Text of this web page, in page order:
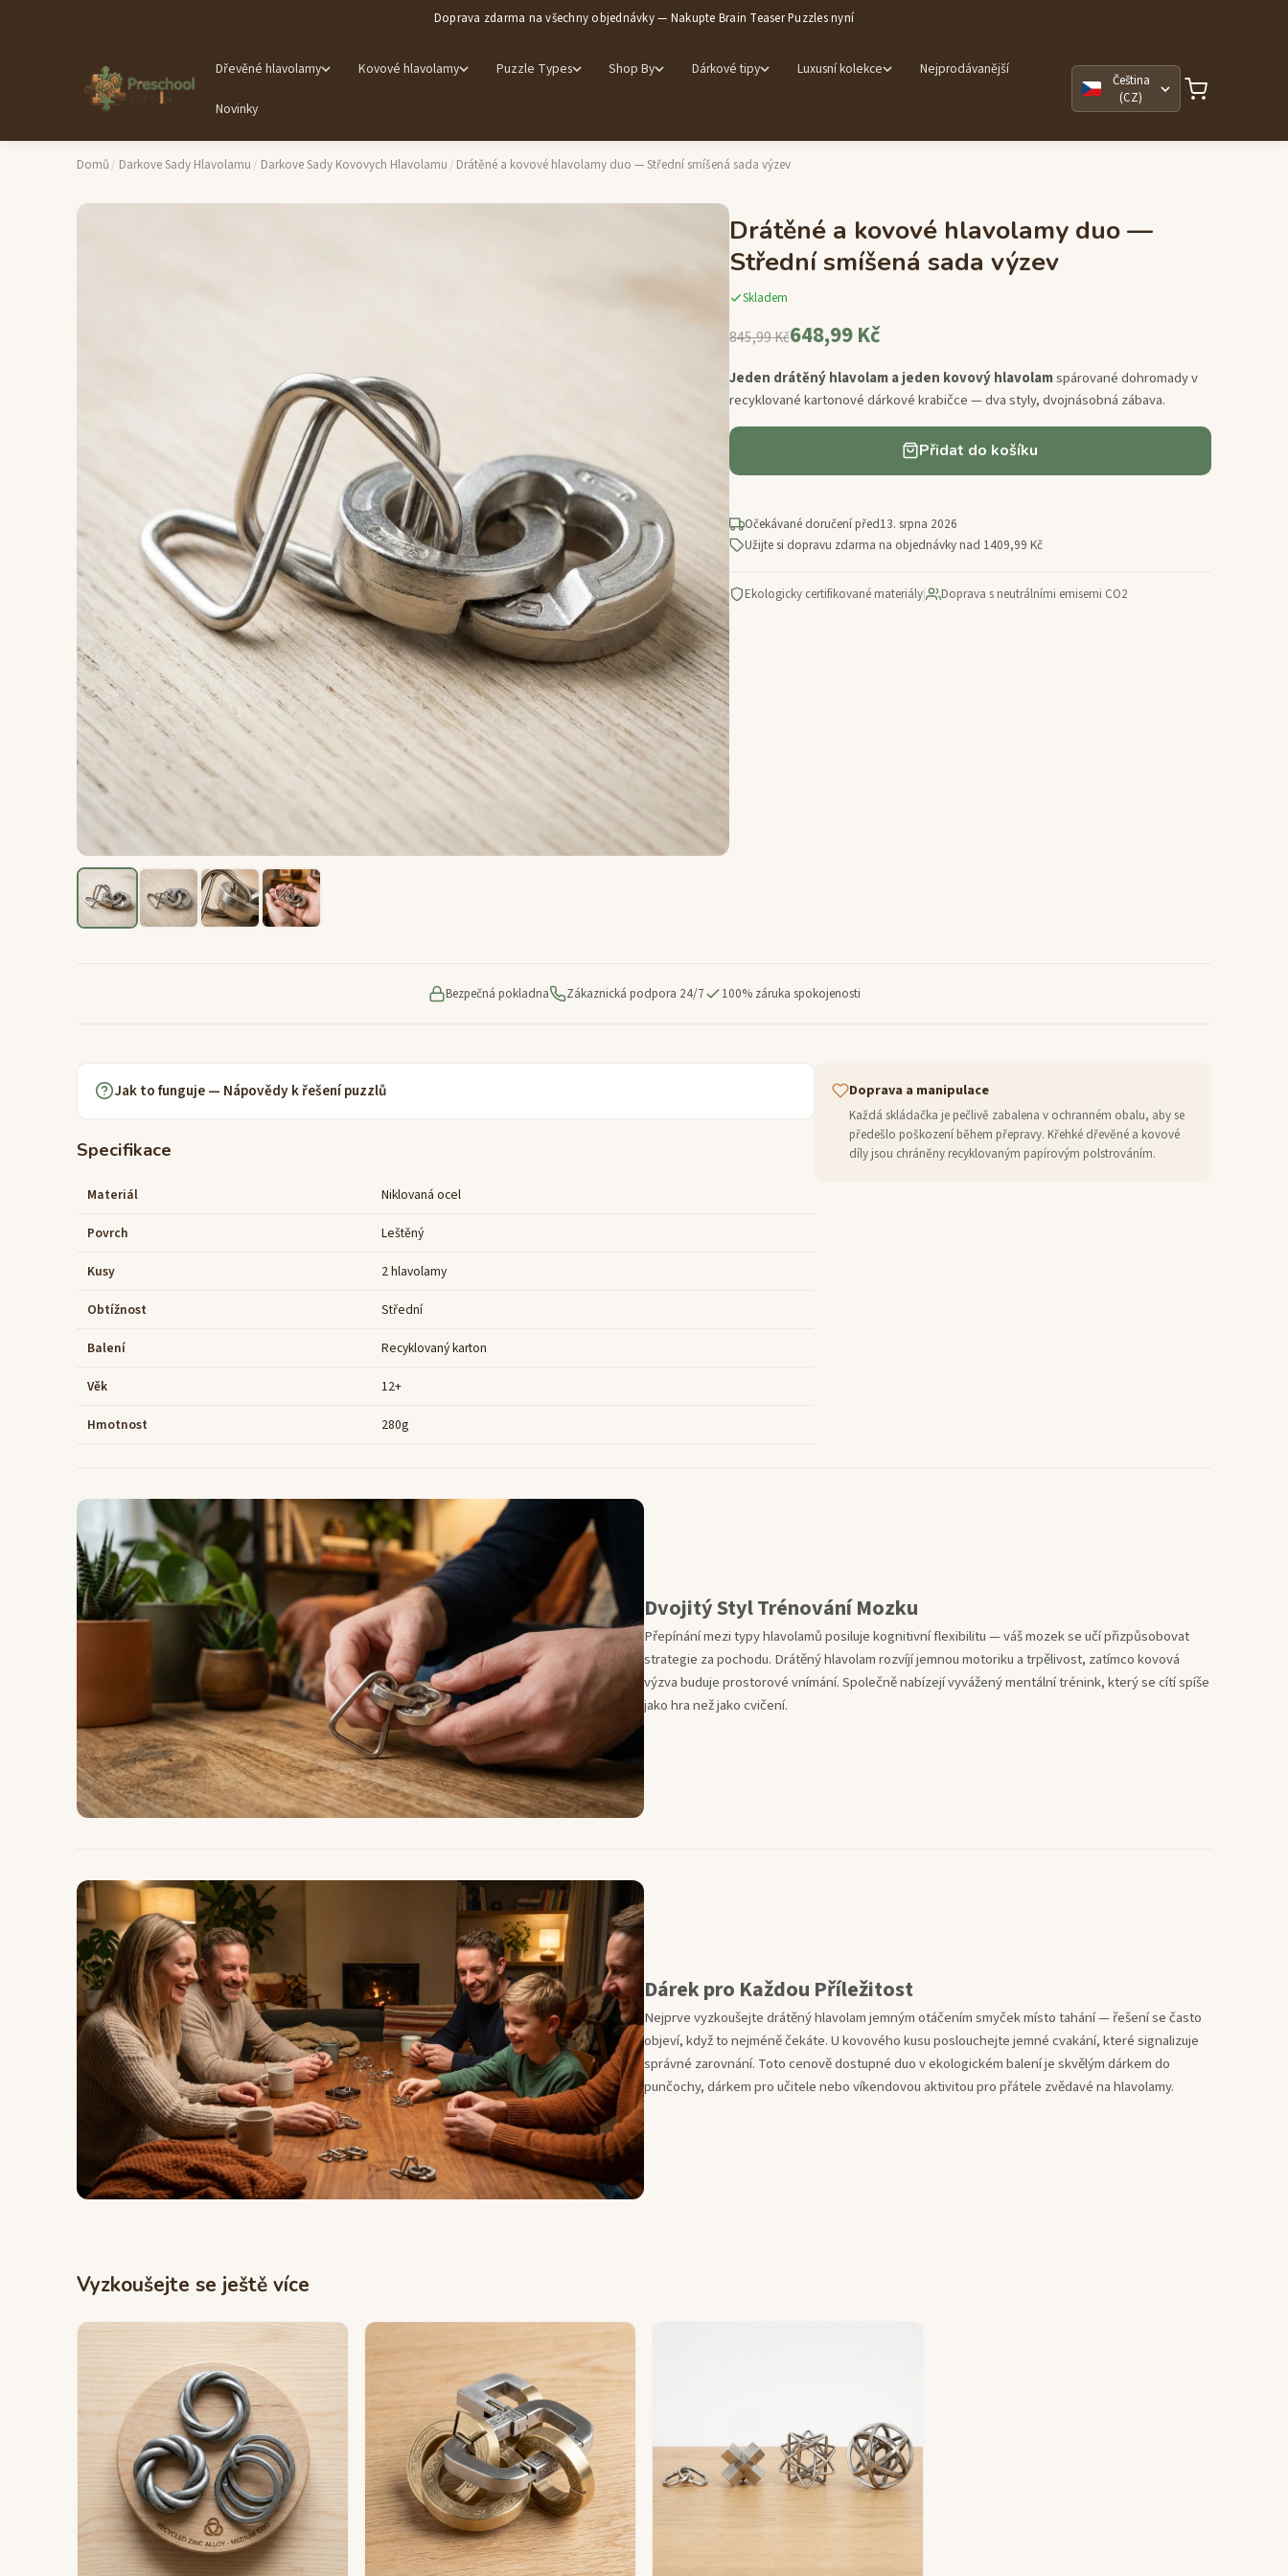
Doprava zdarma na všechny objednávky — Nakupte Brain Teaser Puzzles nyní
Dřevěné hlavolamy Kovové hlavolamy Puzzle Types Shop By Dárkové tipy Luxusní kolekce Nejprodávanější
Novinky
Čeština
(CZ)
Domů / Darkove Sady Hlavolamu / Darkove Sady Kovovych Hlavolamu / Drátěné a kovové hlavolamy duo — Střední smíšená sada výzev
Drátěné a kovové hlavolamy duo —
Střední smíšená sada výzev
Skladem
845,99 Kč648,99 Kč
Jeden drátěný hlavolam a jeden kovový hlavolamspárované dohromady v
recyklované kartonové dárkové krabičce — dva styly, dvojnásobná zábava.
Přidat do košíku
Očekávané doručení před13. srpna 2026
Užijte si dopravu zdarma na objednávky nad 1409,99 Kč
Ekologicky certifikované materiály| Doprava s neutrálními emisemi CO2
Bezpečná pokladna Zákaznická podpora 24/7 100% záruka spokojenosti
Jak to funguje — Nápovědy k řešení puzzlů
Specifikace
Materiál Niklovaná ocel
Povrch Leštěný
Kusy 2 hlavolamy
Obtížnost Střední
Balení Recyklovaný karton
Věk 12+
Hmotnost 280g
Doprava a manipulace
Každá skládačka je pečlivě zabalena v ochranném obalu, aby se
předešlo poškození během přepravy. Křehké dřevěné a kovové
díly jsou chráněny recyklovaným papírovým polstrováním.
Dvojitý Styl Trénování Mozku
Přepínání mezi typy hlavolamů posiluje kognitivní flexibilitu — váš mozek se učí přizpůsobovat
strategie za pochodu. Drátěný hlavolam rozvíjí jemnou motoriku a trpělivost, zatímco kovová
výzva buduje prostorové vnímání. Společně nabízejí vyvážený mentální trénink, který se cítí spíše
jako hra než jako cvičení.
Dárek pro Každou Příležitost
Nejprve vyzkoušejte drátěný hlavolam jemným otáčením smyček místo tahání — řešení se často
objeví, když to nejméně čekáte. U kovového kusu poslouchejte jemné cvakání, které signalizuje
správné zarovnání. Toto cenově dostupné duo v ekologickém balení je skvělým dárkem do
punčochy, dárkem pro učitele nebo víkendovou aktivitou pro přátele zvědavé na hlavolamy.
Vyzkoušejte se ještě více